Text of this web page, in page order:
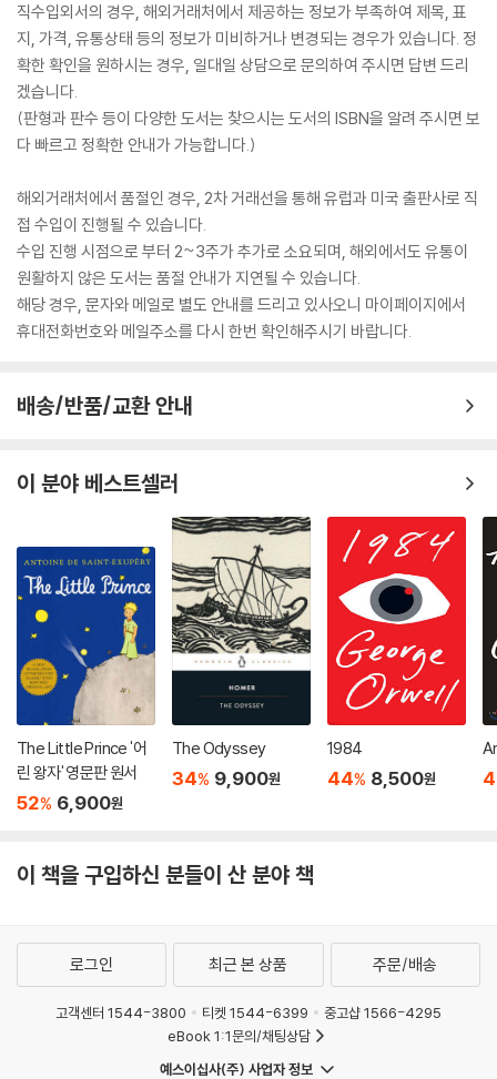
직수입외서의 경우, 해외거래처에서 제공하는 정보가 부족하여 제목, 표
지, 가격, 유통상태 등의 정보가 미비하거나 변경되는 경우가 있습니다. 정
확한 확인을 원하시는 경우, 일대일 상담으로 문의하여 주시면 답변 드리
겠습니다.
(판형과 판수 등이 다양한 도서는 찾으시는 도서의 ISBN을 알려 주시면 보
다 빠르고 정확한 안내가 가능합니다.)
해외거래처에서 품절인 경우, 2차 거래선을 통해 유럽과 미국 출판사로 직
접 수입이 진행될 수 있습니다.
수입 진행 시점으로 부터 2~3주가 추가로 소요되며, 해외에서도 유통이
원활하지 않은 도서는 품절 안내가 지연될 수 있습니다.
해당 경우, 문자와 메일로 별도 안내를 드리고 있사오니 마이페이지에서
휴대전화번호와 메일주소를 다시 한번 확인해주시기 바랍니다.
배송/반품/교환 안내
이 분야 베스트셀러
The Little Prince '어
린 왕자' 영문판 원서
52% 6,900원
The Odyssey
34% 9,900원
1984
44% 8,500원
이 책을 구입하신 분들이 산 분야 책
로그인 최근 본 상품 주문/배송
고객센터 1544-3800 티켓 1544-6399
중고샵 1566-4295
eBook 1:1문의/채팅상담
예스이십사(주) 사업자 정보